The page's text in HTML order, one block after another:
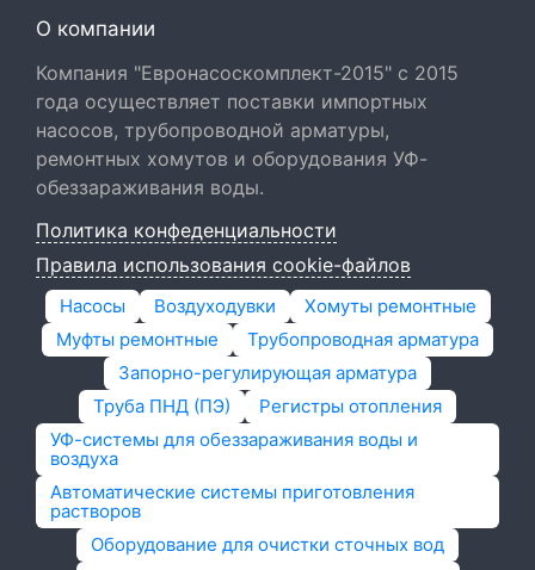
О компании
Компания "Евронасоскомплект-2015" с 2015
года осуществляет поставки импортных
насосов, трубопроводной арматуры,
ремонтных хомутов и оборудования УФ-
обеззараживания воды.
Политика конфеденциальности
Правила использования cookie-файлов
Насосы Воздуходувки
Хомуты ремонтные
Муфты ремонтные
Трубопроводная арматура
Запорно-регулирующая арматура
Труба ПНД (ПЭ)
Регистры отопления
УФ-системы для обеззараживания воды и
воздуха
Автоматические системы приготовления
растворов
Оборудование для очистки сточных вод